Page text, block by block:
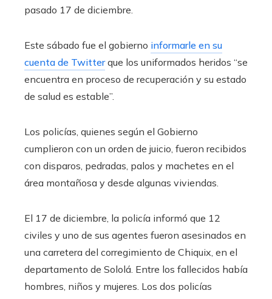
pasado 17 de diciembre.
Este sábado fue el gobierno informarle en su
cuenta de Twitterque los uniformados heridos “se
encuentra en proceso de recuperación y su estado
de salud es estable”.
Los policías, quienes según el Gobierno
cumplieron con un orden de juicio, fueron recibidos
con disparos, pedradas, palos y machetes en el
área montañosa y desde algunas viviendas.
El 17 de diciembre, la policía informó que 12
civiles y uno de sus agentes fueron asesinados en
una carretera del corregimiento de Chiquix, en el
departamento de Sololá. Entre los fallecidos había
hombres, niños y mujeres. Los dos policías